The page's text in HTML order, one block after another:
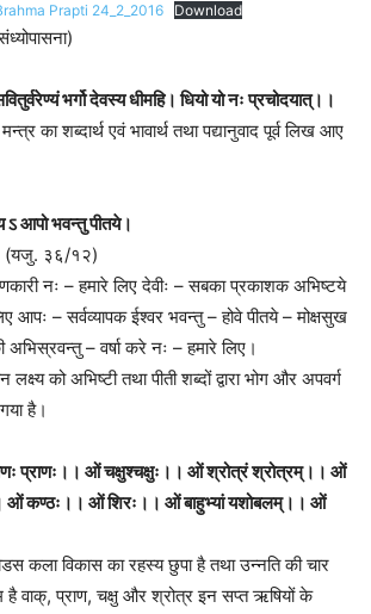
Prapti 24_2_2016 Download
भर्गो देवस्य धीमहि। धियो यो नः प्रचोदयात्।।
का शब्दार्थ एवं भावार्थ तथा पद्यानुवाद पूर्व लिख आए
ऽ आपो भवन्तु पीतये।
(यजु. ३६/१२)
नः – हमारे लिए देवीः – सबका प्रकाशक अभिष्टये
आपः – सर्वव्यापक ईश्वर भवन्तु – होवे पीतये – मोक्षसुख
– वर्षा करे नः – हमारे लिए।
को अभिष्टी तथा पीती शब्दों द्वारा भोग और अपवर्ग
है।
प्राणः।। ओं चक्षुश्चक्षुः।। ओं श्रोत्रं श्रोत्रम्।। ओं
ओं कण्ठः।। ओं शिरः।। ओं बाहुभ्यां यशोबलम्।। ओं
कला विकास का रहस्य छुपा है तथा उन्नति की चार
है वाक्, प्राण, चक्षु और श्रोत्र इन सप्त ऋषियों के